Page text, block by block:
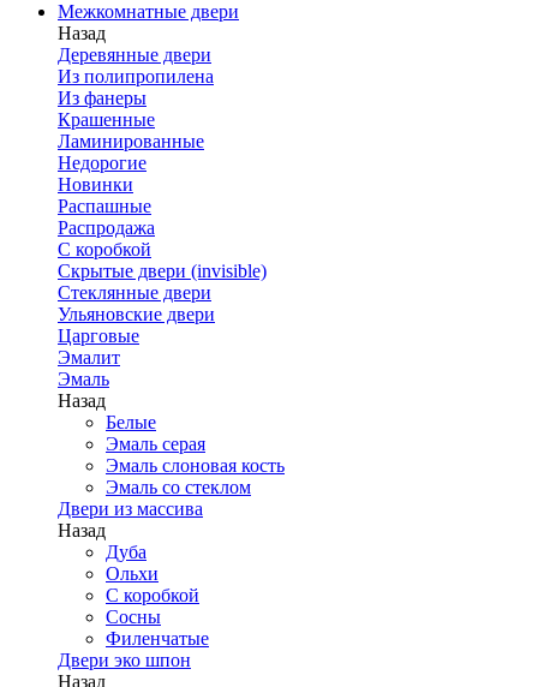
Межкомнатные двери
Назад
Деревянные двери
Из полипропилена
Из фанеры
Крашенные
Ламинированные
Недорогие
Новинки
Распашные
Распродажа
С коробкой
Скрытые двери (invisible)
Стеклянные двери
Ульяновские двери
Царговые
Эмалит
Эмаль
Назад
Белые
Эмаль серая
Эмаль слоновая кость
Эмаль со стеклом
Двери из массива
Назад
Дуба
Ольхи
С коробкой
Сосны
Филенчатые
Двери эко шпон
Назад